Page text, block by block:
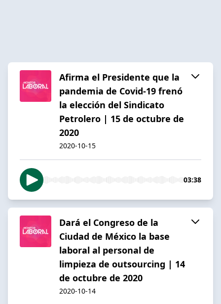
Afirma el Presidente que la
pandemia de Covid-19 frenó
la elección del Sindicato
Petrolero | 15 de octubre de
2020
2020-10-15
03:38
Dará el Congreso de la
Ciudad de México la base
laboral al personal de
limpieza de outsourcing | 14
de octubre de 2020
2020-10-14